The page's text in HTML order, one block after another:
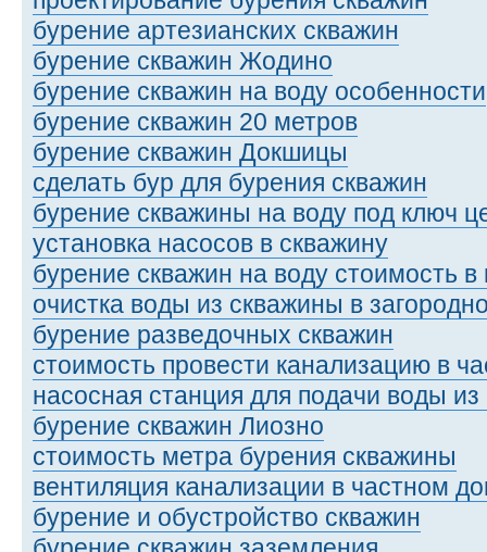
бурение артезианских скважин
бурение скважин Жодино
бурение скважин на воду особенности
бурение скважин 20 метров
бурение скважин Докшицы
сделать бур для бурения скважин
бурение скважины на воду под ключ
установка насосов в скважину
бурение скважин на воду стоимость
очистка воды из скважины в
бурение разведочных скважин
стоимость провести канализацию в
насосная станция для подачи воды
бурение скважин Лиозно
стоимость метра бурения скважины
вентиляция канализации в частном
бурение и обустройство скважин